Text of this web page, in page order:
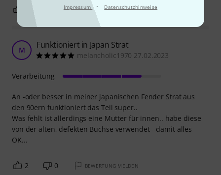
Impressum · Datenschutzhinweise
BEWERTUNG MELDEN
M Funktioniert in Japan Strat
melancholic1970 27.02.2023
An -oder besser in meiner japanischen Fender Strat aus
den 90ern funktioniert das Teil super..
Was fehlt ist allerdings eine Mutter für innen.. habe diese
von der alten, defekten Buchse verwendet - damit alles
OK...
Verarbeitung
2 0 BEWERTUNG MELDEN